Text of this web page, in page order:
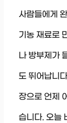
사람들에게
기농 재료로
나 방부제가
도 뛰어납니
장으로 언제
습니다. 오늘